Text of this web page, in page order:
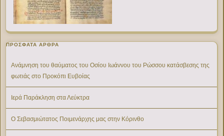
ΠΡΌΣΦΑΤΑ ΆΡΘΡΑ
Ανάμνηση του θαύματος του Οσίου Ιωάννου του Ρώσσου κατάσβεσης της
φωτιάς στο Προκόπι Ευβοίας
Ιερά Παράκληση στα Λεύκτρα
Ο Σεβασμιώτατος Ποιμενάρχης μας στην Κόρινθο